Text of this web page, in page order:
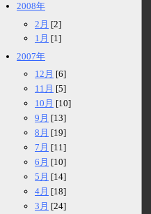
2008年
2月 [2]
1月 [1]
2007年
12月 [6]
11月 [5]
10月 [10]
9月 [13]
8月 [19]
7月 [11]
6月 [10]
5月 [14]
4月 [18]
3月 [24]